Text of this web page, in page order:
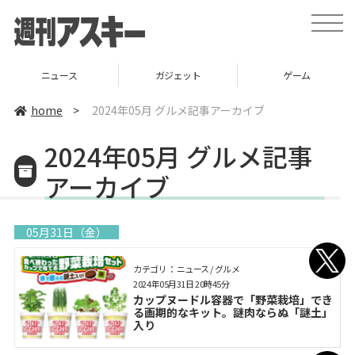
toggle
ガジェット ゲーム グルメ
home > 2024年05月 グルメ記事アーカイブ
2024年05月 グルメ記事
アーカイブ
05月31日（金）
カテゴリ： ニュース / グルメ
カップヌードル容器で「野菜栽培」でき
る画期的なキット。謎肉ならぬ「謎土」
入り
2024年05月31日 20時45分